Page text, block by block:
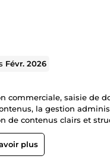
Févr. 2026
commerciale, saisie de
la gestion
de contenus clairs et
📞 Recherche et
Données ⌨️ Saisie
et structurée ⏱️ Respect
plus